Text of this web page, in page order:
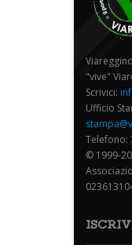
"vive"
Scrivici:
Ufficio
Telefono:
© 1999-